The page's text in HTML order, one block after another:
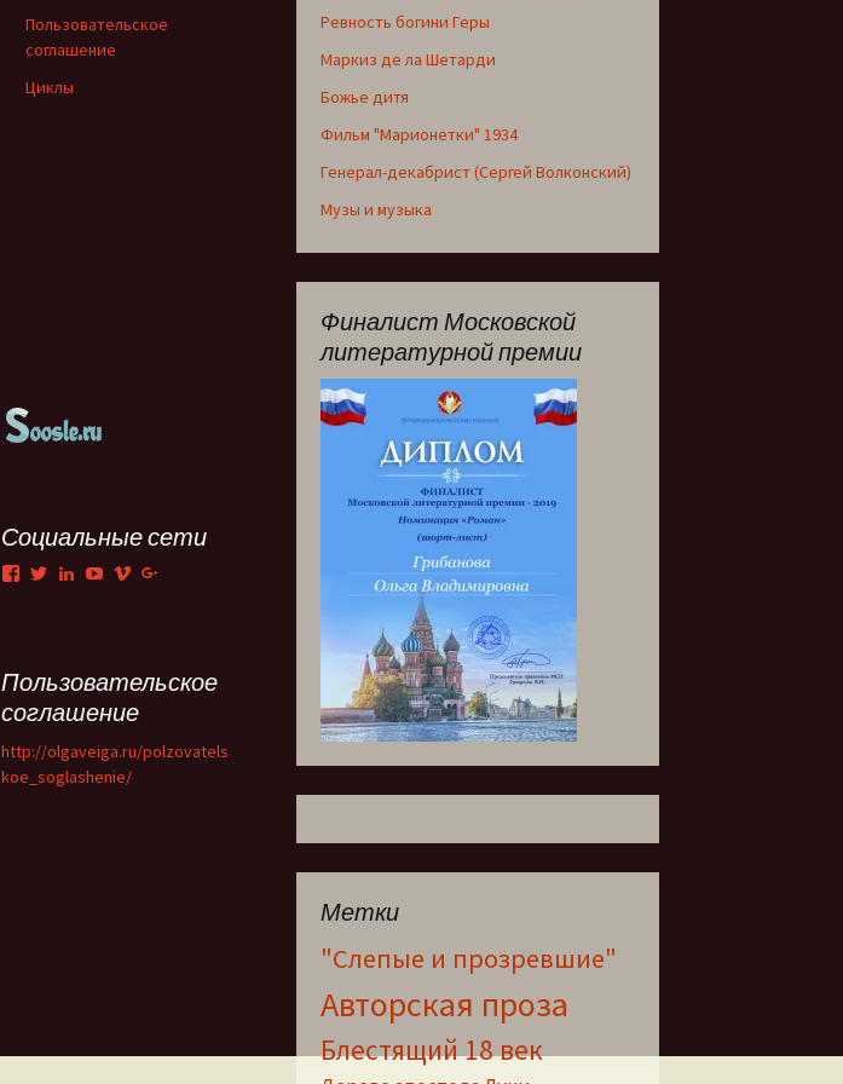
Рождение Медного
Романовы
Страна Московия
Тайны древних миров
Тени Серебряного века
Фабрика эксцентриков
Ревность богини Геры
Маркиз де ла Шетарди
Божье дитя
Фильм "Марионетки" 1934
Генерал-декабрист (Сергей Волконский)
Музы и музыка
Финалист Московской
литературной премии
Метки
"Слепые и прозревшие"
Авторская проза
Блестящий 18 век
Пользовательское
соглашение
Циклы
Социальные сети
Facebook
TwitterLinkedIn
YouTube
Vimeo
Пользовательское
соглашение
http://olgaveiga.ru/polzovatels
koe_soglashenie/